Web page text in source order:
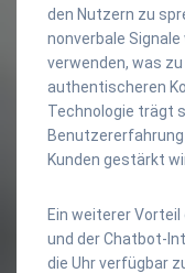
den Nutzern zu
nonverbale
verwenden, was
authentischeren
Technologie trägt
Kunden gestärkt
Ein weiterer
und der Chatbot-
die Uhr verfügbar